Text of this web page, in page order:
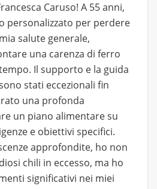
Caruso! A 55 anni,
personalizzato per perdere
salute generale,
una carenza di ferro
Il supporto e la guida
stati eccezionali fin
una profonda
un piano alimentare su
e obiettivi specifici.
approfondite, ho non
chili in eccesso, ma ho
significativi nei miei